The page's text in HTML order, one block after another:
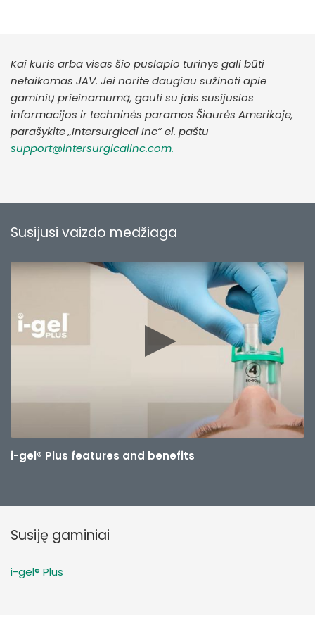
Kai kuris arba visas šio puslapio turinys gali būti
netaikomas JAV. Jei norite daugiau sužinoti apie
gaminių prieinamumą, gauti su jais susijusios
informacijos ir techninės paramos Šiaurės Amerikoje,
parašykite „Intersurgical Inc“ el. paštu
support@intersurgicalinc.com.
Susijusi vaizdo medžiaga
i-gel® Plus features and benefits
Susiję gaminiai
i-gel® Plus